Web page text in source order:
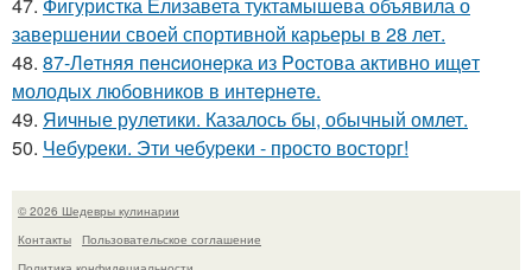
47. Фигуристка Елизавета туктамышева объявила о
завершении своей спортивной карьеры в 28 лет.
48. 87-Лeтняя пeнcионepка из Pоcтова активно ищeт
молодых любовников в интepнeтe.
49. Яичные рулетики. Казалось бы, обычный омлет.
50. Чебуpеки. Эти чебуpеки - просто восторг!
© 2026 Шедевры кулинарии
Контакты
Пользовательское соглашение